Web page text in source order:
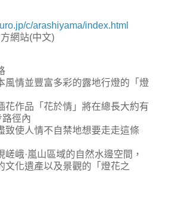
c/arashiyama/index.html
網站(中文)
風情並豐富多彩的露地行燈的「燈
花作品「花於情」將在總長大約有
路徑內
致使人情不自禁地想要走走這條
嵯峨·嵐山區域的自然水邊空間，
文化遺產以及景觀的「燈花之